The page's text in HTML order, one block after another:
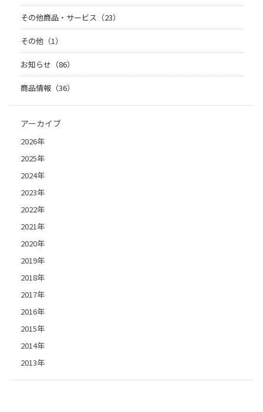
その他商品・サービス（23）
その他（1）
お知らせ（86）
商品情報（36）
アーカイブ
2026年
2025年
2024年
2023年
2022年
2021年
2020年
2019年
2018年
2017年
2016年
2015年
2014年
2013年